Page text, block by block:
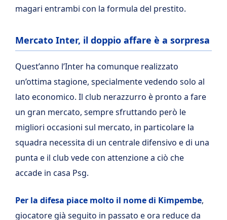
magari entrambi con la formula del prestito.
Mercato Inter, il doppio affare è a sorpresa
Quest’anno l’Inter ha comunque realizzato
un’ottima stagione, specialmente vedendo solo al
lato economico. Il club nerazzurro è pronto a fare
un gran mercato, sempre sfruttando però le
migliori occasioni sul mercato, in particolare la
squadra necessita di un centrale difensivo e di una
punta e il club vede con attenzione a ciò che
accade in casa Psg.
Per la difesa piace molto il nome di Kimpembe,
giocatore già seguito in passato e ora reduce da